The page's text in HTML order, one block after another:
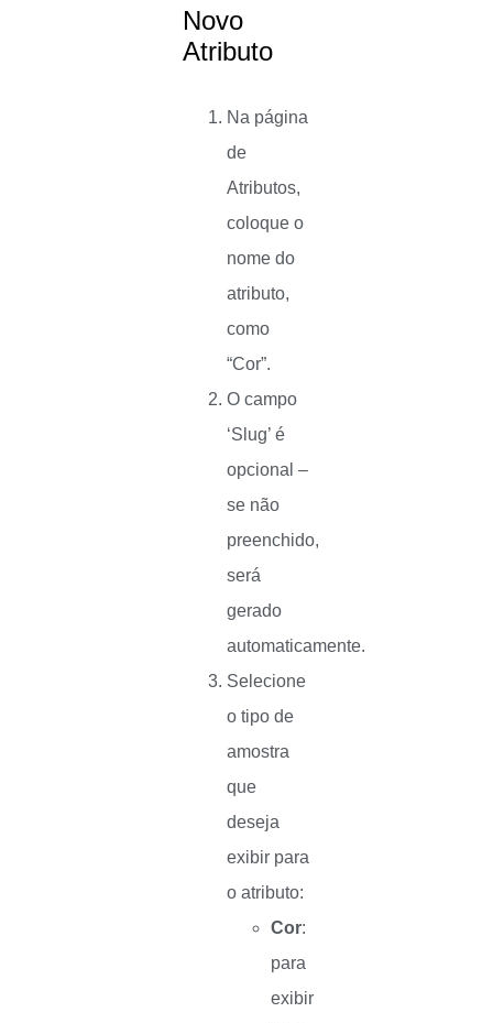
Novo
Atributo
Na página
de
Atributos,
coloque o
nome do
atributo,
como
“Cor”.
O campo
‘Slug’ é
opcional –
se não
preenchido,
será
gerado
automaticamente.
Selecione
o tipo de
amostra
que
deseja
exibir para
o atributo:
Cor:
para
exibir